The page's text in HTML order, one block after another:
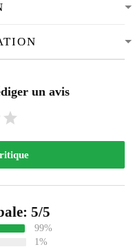
un avis
5/5
99%
1%